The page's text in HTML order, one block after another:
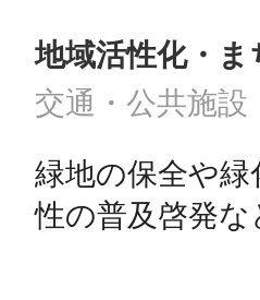
地域活性化・
交通・公共施設
緑地の保全や
性の普及啓発